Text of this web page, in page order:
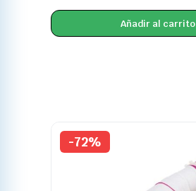
Añadir al carrito
-72%